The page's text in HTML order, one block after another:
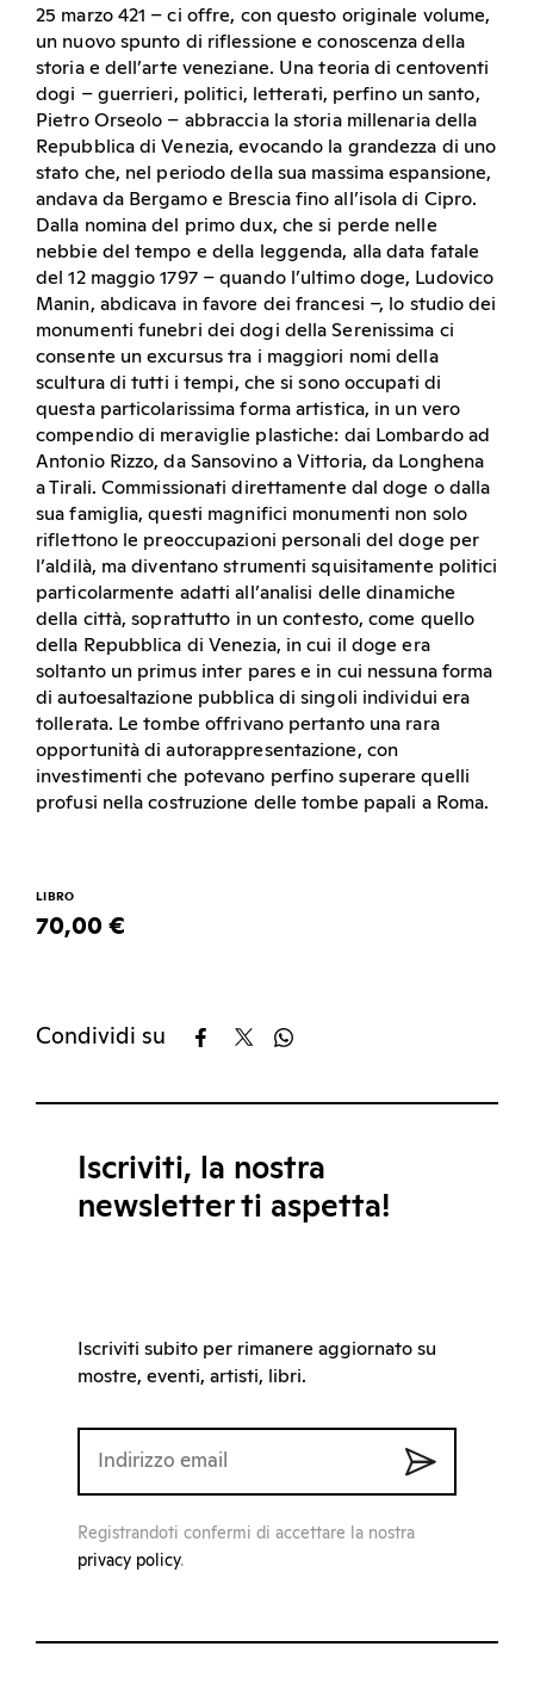
25 marzo 421 – ci offre, con questo originale volume,
un nuovo spunto di riflessione e conoscenza della
storia e dell’arte veneziane. Una teoria di centoventi
dogi – guerrieri, politici, letterati, perfino un santo,
Pietro Orseolo – abbraccia la storia millenaria della
Repubblica di Venezia, evocando la grandezza di uno
stato che, nel periodo della sua massima espansione,
andava da Bergamo e Brescia fino all’isola di Cipro.
Dalla nomina del primo dux, che si perde nelle
nebbie del tempo e della leggenda, alla data fatale
del 12 maggio 1797 – quando l’ultimo doge, Ludovico
Manin, abdicava in favore dei francesi –, lo studio dei
monumenti funebri dei dogi della Serenissima ci
consente un excursus tra i maggiori nomi della
scultura di tutti i tempi, che si sono occupati di
questa particolarissima forma artistica, in un vero
compendio di meraviglie plastiche: dai Lombardo ad
Antonio Rizzo, da Sansovino a Vittoria, da Longhena
a Tirali. Commissionati direttamente dal doge o dalla
sua famiglia, questi magnifici monumenti non solo
riflettono le preoccupazioni personali del doge per
l’aldilà, ma diventano strumenti squisitamente politici
particolarmente adatti all’analisi delle dinamiche
della città, soprattutto in un contesto, come quello
della Repubblica di Venezia, in cui il doge era
soltanto un primus inter pares e in cui nessuna forma
di autoesaltazione pubblica di singoli individui era
tollerata. Le tombe offrivano pertanto una rara
opportunità di autorappresentazione, con
investimenti che potevano perfino superare quelli
profusi nella costruzione delle tombe papali a Roma.
LIBRO
70,00 €
Condividi su
Iscriviti, la nostra
newsletter ti aspetta!
Iscriviti subito per rimanere aggiornato su
mostre, eventi, artisti, libri.
Registrandoti confermi di accettare la nostra
privacy policy.